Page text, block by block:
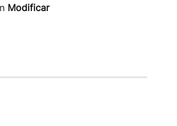
Modificar